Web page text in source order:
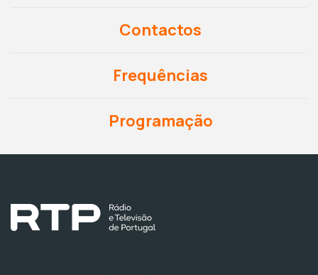
Contactos
Frequências
Programação